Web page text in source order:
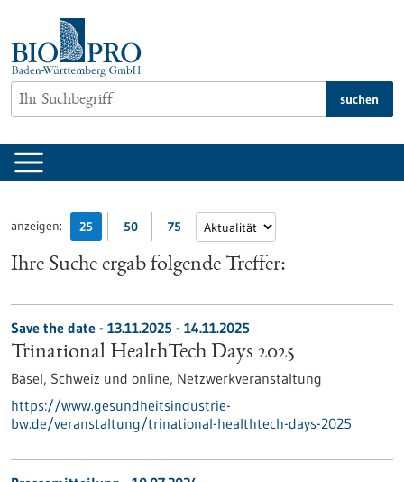
springen
suchen
anzeigen: 25 50 75
Ihre Suche ergab folgende Treffer:
Save the date - 13.11.2025 - 14.11.2025
Trinational HealthTech Days 2025
Basel, Schweiz und online, Netzwerkveranstaltung
https://www.gesundheitsindustrie-
bw.de/veranstaltung/trinational-healthtech-days-2025